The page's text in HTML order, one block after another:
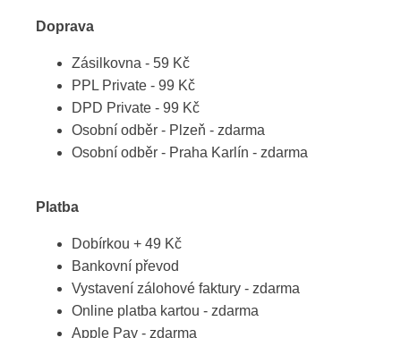
Doprava
Zásilkovna - 59 Kč
PPL Private - 99 Kč
DPD Private - 99 Kč
Osobní odběr - Plzeň - zdarma
Osobní odběr - Praha Karlín - zdarma
Platba
Dobírkou + 49 Kč
Bankovní převod
Vystavení zálohové faktury - zdarma
Online platba kartou - zdarma
Apple Pay - zdarma